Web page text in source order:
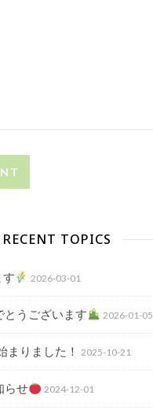
RECENT TOPICS
す 2026-03-01
とうございます 2026-01-05
まりました！ 2025-10-21
らせ 2024-12-01